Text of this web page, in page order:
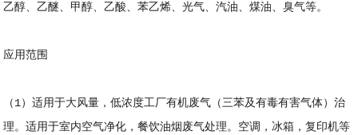
乙醇、乙醚、甲醇、乙酸、苯乙烯、光气、汽油、煤油、臭气等。
应用范围
（1）适用于大风量，低浓度工厂有机废气（三苯及有毒有害气体）治
理。适用于室内空气净化，餐饮油烟废气处理。空调，冰箱，复印机等